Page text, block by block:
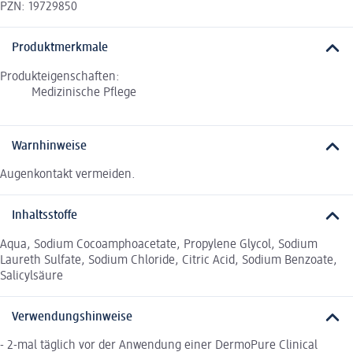
PZN: 19729850
Produktmerkmale
Produkteigenschaften:
Medizinische Pflege
Warnhinweise
Augenkontakt vermeiden.
Inhaltsstoffe
Aqua, Sodium Cocoamphoacetate, Propylene Glycol, Sodium
Laureth Sulfate, Sodium Chloride, Citric Acid, Sodium Benzoate,
Salicylsäure
Verwendungshinweise
- 2-mal täglich vor der Anwendung einer DermoPure Clinical